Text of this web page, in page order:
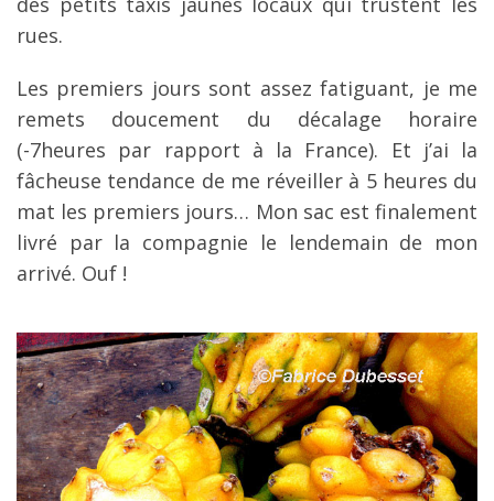
rues.
Les premiers jours sont assez fatiguant, je me
remets doucement du décalage horaire
(-7heures par rapport à la France). Et j’ai la
fâcheuse tendance de me réveiller à 5 heures du
mat les premiers jours… Mon sac est finalement
livré par la compagnie le lendemain de mon
arrivé. Ouf !